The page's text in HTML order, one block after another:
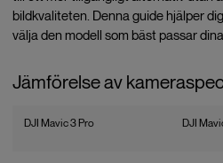
bildkvaliteten. Denna guide hjälper
välja den modell som bäst passar
Jämförelse av
DJI Mavic 3 Pro DJI